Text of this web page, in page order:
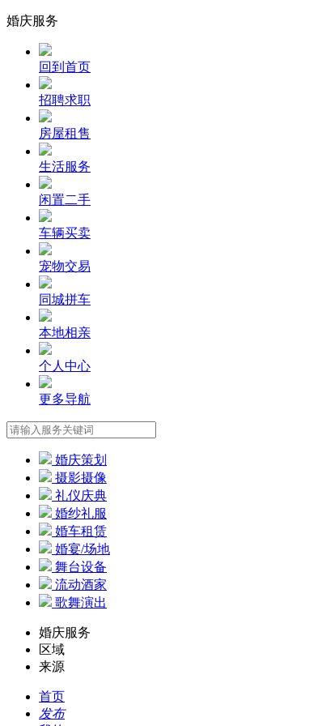
婚庆服务
回到首页
招聘求职
房屋租售
生活服务
闲置二手
车辆买卖
宠物交易
同城拼车
本地相亲
个人中心
更多导航
婚庆策划
摄影摄像
礼仪庆典
婚纱礼服
婚车租赁
婚宴/场地
舞台设备
流动酒家
歌舞演出
婚庆服务
区域
来源
首页
发布